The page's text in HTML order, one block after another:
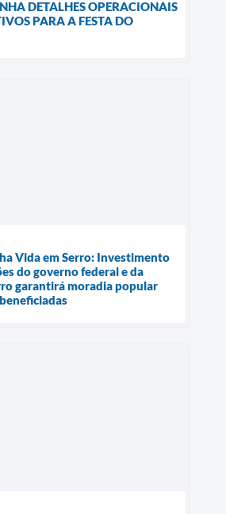
DETALHES OPERACIONAIS
PARA A FESTA DO
Vida em Serro: Investimento
do governo federal e da
garantirá moradia popular